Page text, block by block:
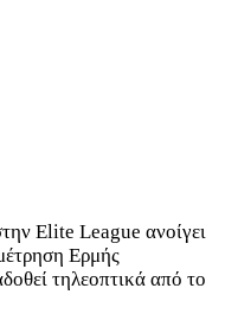
Elite League ανοίγει
Ερμής
τηλεοπτικά από το